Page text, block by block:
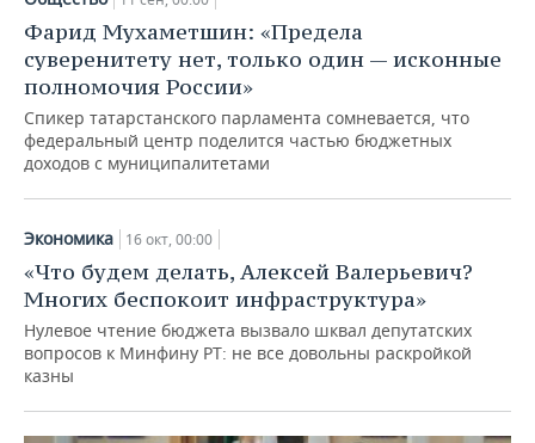
Фарид Мухаметшин: «Предела
суверенитету нет, только один — исконные
полномочия России»
Спикер татарстанского парламента сомневается, что
федеральный центр поделится частью бюджетных
доходов с муниципалитетами
Экономика 16 окт, 00:00
«Что будем делать, Алексей Валерьевич?
Многих беспокоит инфраструктура»
Нулевое чтение бюджета вызвало шквал депутатских
вопросов к Минфину РТ: не все довольны раскройкой
казны